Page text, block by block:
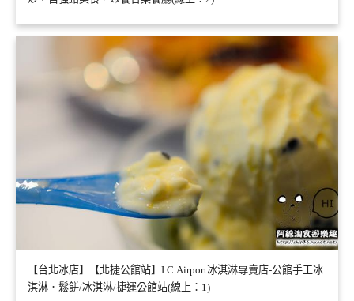
【台北冰店】【北捷公館站】I.C.Airport冰淇淋專賣店-公館手工冰
淇淋．鬆餅/冰淇淋/捷運公館站(線上：1)